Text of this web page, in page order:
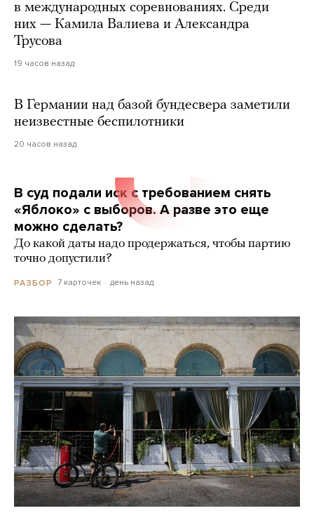
в международных соревнованиях. Среди
них — Камила Валиева и Александра
Трусова
19 часов назад
В Германии над базой бундесвера заметили
неизвестные беспилотники
20 часов назад
В суд подали иск с требованием снять
«Яблоко» с выборов. А разве это еще
можно сделать?
До какой даты надо продержаться, чтобы партию
точно допустили?
РАЗБОР 7 карточек день назад